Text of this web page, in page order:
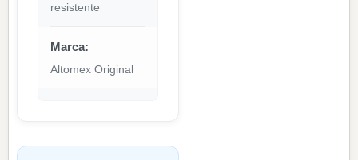
resistente
Marca:
Altomex Original